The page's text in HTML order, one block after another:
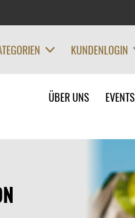
KUNDENLOGIN
Navigation
überspringen
ÜBER UNS EVENTS